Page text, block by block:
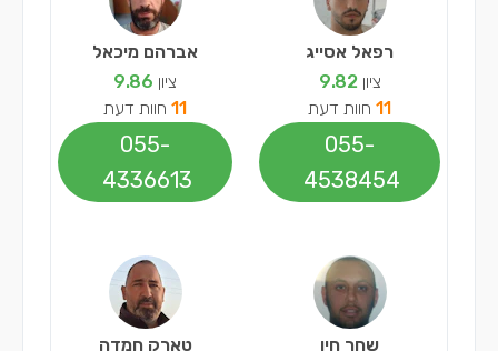
רפאל אסייג
ציון 9.82
11 חוות דעת
055-
4538454
שחר חיו
אברהם מיכאל
ציון 9.86
11 חוות דעת
055-
4336613
טארק חמדה